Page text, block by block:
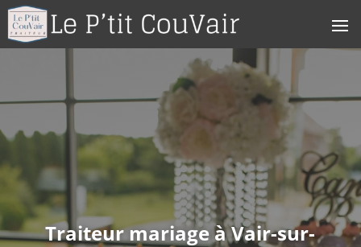
Traiteur mariage à Vair-sur-